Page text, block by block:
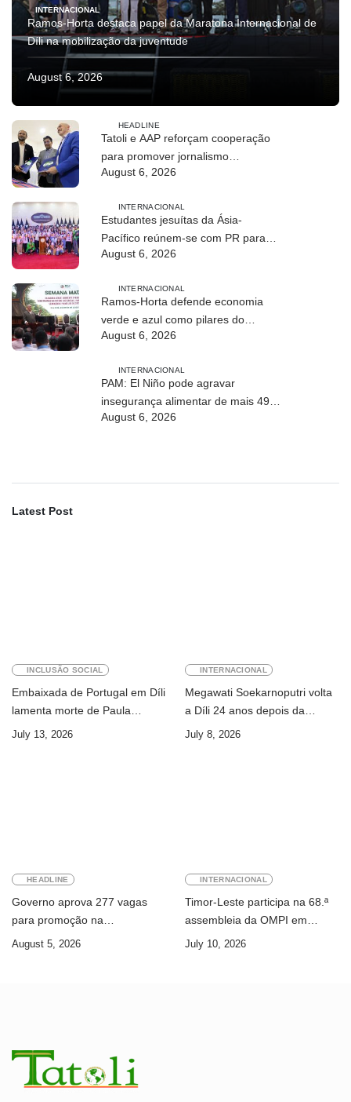
INTERNACIONAL
Ramos-Horta destaca papel da Maratona Internacional de
Díli na mobilização da juventude
August 6, 2026
HEADLINE
Tatoli e AAP reforçam cooperação
para promover jornalismo
profissional em Timor-Leste
August 6, 2026
INTERNACIONAL
Estudantes jesuítas da Ásia-
Pacífico reúnem-se com PR para
conhecer processo de paz no país
August 6, 2026
INTERNACIONAL
Ramos-Horta defende economia
verde e azul como pilares do
desenvolvimento sustentável de
August 6, 2026
INTERNACIONAL
PAM: El Niño pode agravar
insegurança alimentar de mais 49
milhões de pessoas até 2027
August 6, 2026
Latest Post
INCLUSÃO SOCIAL
Embaixada de Portugal em Díli
lamenta morte de Paula
Ferreira Pinto
July 13, 2026
INTERNACIONAL
Megawati Soekarnoputri volta
a Díli 24 anos depois da
primeira visita
July 8, 2026
HEADLINE
Governo aprova 277 vagas
para promoção na
Administração Pública
August 5, 2026
INTERNACIONAL
Timor-Leste participa na 68.ª
assembleia da OMPI em
Genebra
July 10, 2026